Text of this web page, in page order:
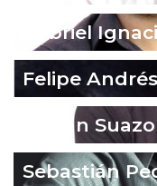
Gabriel
Felipe
Fabián Suazo
Sebastián